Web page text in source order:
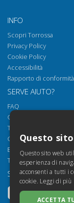
INFO
Scopri Torrossa
Privacy Policy
Cookie Policy
Accessibilità
Rapporto di conformità
SERVE AIUTO?
FAQ
Come aprire i nostri
Torrossa Reader
Condizioni d'uso
Email:
Tel: +39 055 5018800
SEGUICI SU
Questo
Questo sito web
esperienza di
acconsenti a tutti i
cookie. Leggi di più
ACCETTA